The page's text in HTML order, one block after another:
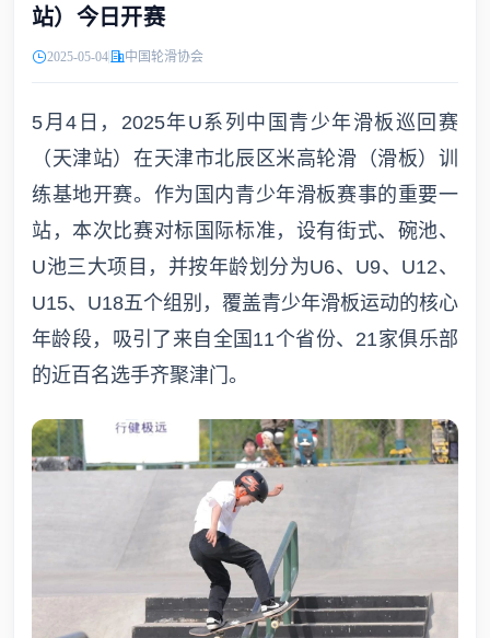
站）今日开赛
2025-05-04 中国轮滑协会
5月4日，2025年U系列中国青少年滑板巡回赛
（天津站）在天津市北辰区米高轮滑（滑板）训
练基地开赛。作为国内青少年滑板赛事的重要一
站，本次比赛对标国际标准，设有街式、碗池、
U池三大项目，并按年龄划分为U6、U9、U12、
U15、U18五个组别，覆盖青少年滑板运动的核心
年龄段，吸引了来自全国11个省份、21家俱乐部
的近百名选手齐聚津门。